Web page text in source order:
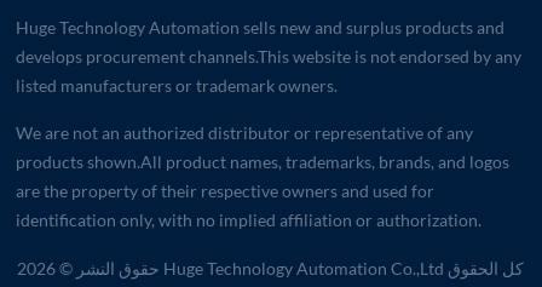
Huge Technology Automation sells new and surplus products and
develops procurement channels.This website is not endorsed by any
listed manufacturers or trademark owners.
We are not an authorized distributor or representative of any
products shown.All product names, trademarks, brands, and logos
are the property of their respective owners and used for
identification only, with no implied affiliation or authorization.
حقوق النشر © 2026 Huge Technology Automation Co.,Ltd كل الحقوق